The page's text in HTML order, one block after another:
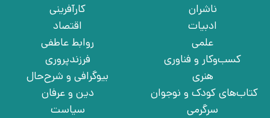
ناشران
ادبیات
علمی
کسب‌وکار و فناوری
هنری
کتاب‌های کودک و نوجوان
سرگرمی
کارآفرینی
اقتصاد
روابط عاطفی
فرزندپروری
بیوگرافی و شرح‌حال
دین و عرفان
سیاست